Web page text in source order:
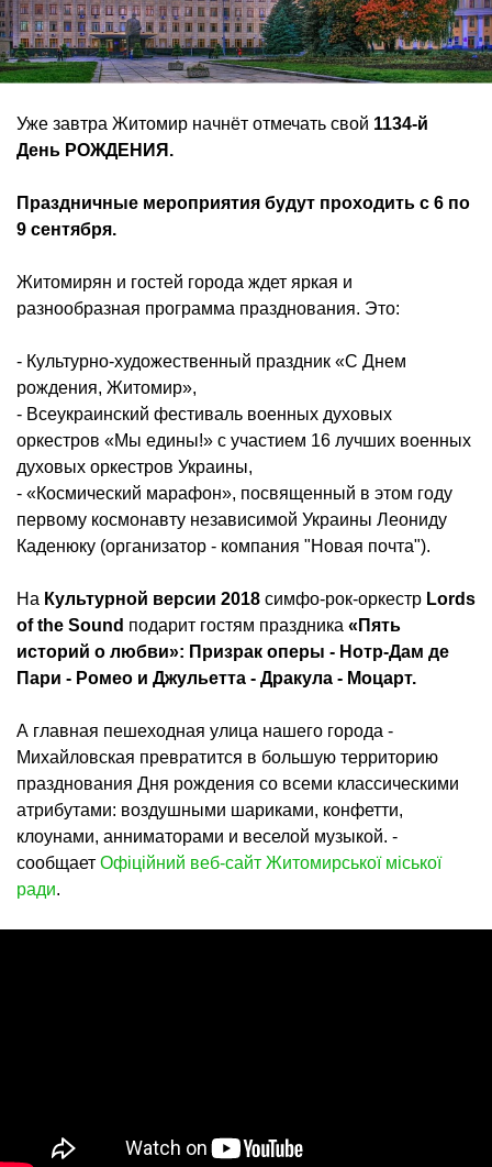
Уже завтра Житомир начнёт отмечать свой 1134-й
День РОЖДЕНИЯ.
Праздничные мероприятия будут проходить с 6 по
9 сентября.
Житомирян и гостей города ждет яркая и
разнообразная программа празднования. Это:
- Культурно-художественный праздник «С Днем
рождения, Житомир»,
- Всеукраинский фестиваль военных духовых
оркестров «Мы едины!» с участием 16 лучших военных
духовых оркестров Украины,
- «Космический марафон», посвященный в этом году
первому космонавту независимой Украины Леониду
Каденюку (организатор - компания "Новая почта").
На Культурной версии 2018 симфо-рок-оркестр Lords
of the Sound подарит гостям праздника «Пять
историй о любви»: Призрак оперы - Нотр-Дам де
Пари - Ромео и Джульетта - Дракула - Моцарт.
А главная пешеходная улица нашего города -
Михайловская превратится в большую территорию
празднования Дня рождения со всеми классическими
атрибутами: воздушными шариками, конфетти,
клоунами, анниматорами и веселой музыкой. -
сообщает Офіційний веб-сайт Житомирської міської
ради.